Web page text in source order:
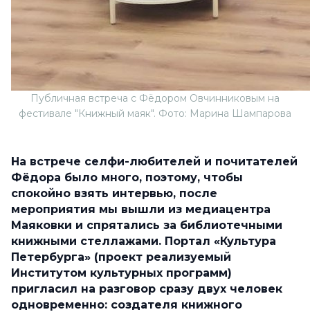
Публичная встреча с Фёдором Овчинниковым на
фестивале "Книжный маяк". Фото: Марина Шампарова
На встрече селфи-любителей и почитателей
Фёдора было много, поэтому, чтобы
спокойно взять интервью, после
мероприятия мы вышли из медиацентра
Маяковки и спрятались за библиотечными
книжными стеллажами. Портал «Культура
Петербурга» (проект реализуемый
Институтом культурных программ)
пригласил на разговор сразу двух человек
одновременно: создателя книжного